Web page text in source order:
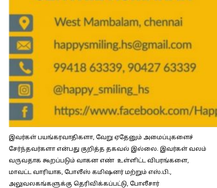
இவர்கள் பயங்கரவாதிகளா, வேறு ஏதேனும் அமைப்புகளைச்
சேர்ந்தவர்களா என்பது குறித்த தகவல் இல்லை. இவர்கள் வலம்
வருவதாக கூறப்படும் வாகன எண் உள்ளிட்ட விபரங்களை,
மாவட்ட வாரியாக, போலீஸ் கமிஷனர் மற்றும் எஸ்.பி.,
அலுவலகங்களுக்கு தெரிவிக்கப்பட்டு, போலீசார்